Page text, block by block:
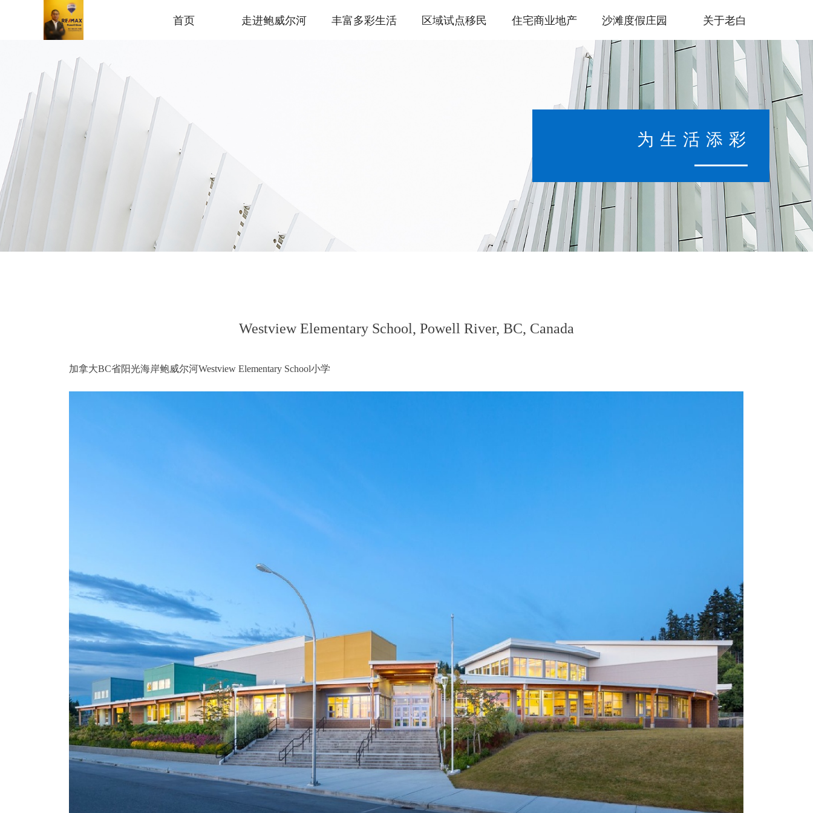
首页 走进鲍威尔河 丰富多彩生活 区域试点移民 住宅商业地产 沙滩度假庄园 关于老白
Westview Elementary School, Powell River, BC, Canada
加拿大BC省阳光海岸鲍威尔河Westview Elementary School小学
为生活添彩